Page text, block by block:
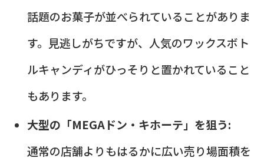
話題のお菓子が並べられていることがありま
す。見逃しがちですが、人気のワックスボト
ルキャンディがひっそりと置かれていること
もあります。
大型の「MEGAドン・キホーテ」を狙う:
通常の店舗よりもはるかに広い売り場面積を